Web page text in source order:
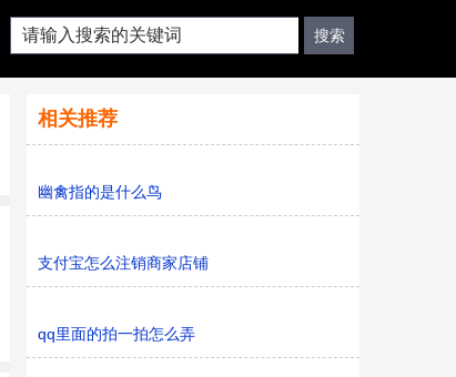
相关推荐
幽禽指的是什么鸟
支付宝怎么注销商家店铺
qq里面的拍一拍怎么弄